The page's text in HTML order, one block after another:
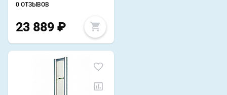
0 ОТЗЫВОВ
23 889 ₽